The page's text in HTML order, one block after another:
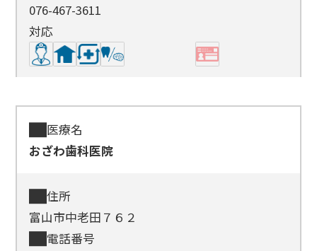
076-467-3611
対応
医療名
おざわ歯科医院
住所
富山市中老田７６２
電話番号